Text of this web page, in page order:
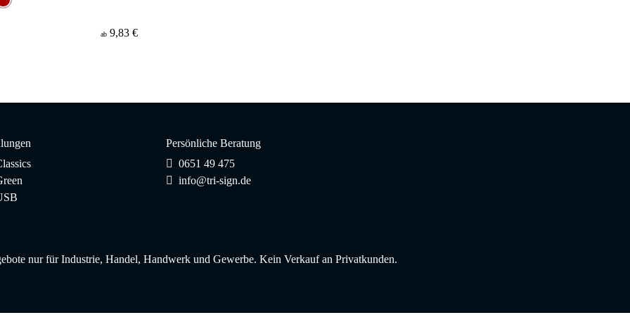
ab 9,83 €
Persönliche Beratung
0651 49 475
info@tri-sign.de
nur für Industrie, Handel, Handwerk und Gewerbe. Kein Verkauf an Privatkunden.